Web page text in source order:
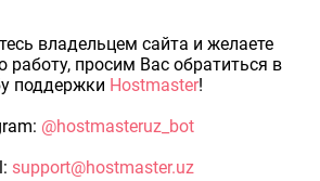
владельцем сайта и желаете
работу, просим Вас обратиться в
поддержки Hostmaster!
@hostmasteruz_bot
support@hostmaster.uz